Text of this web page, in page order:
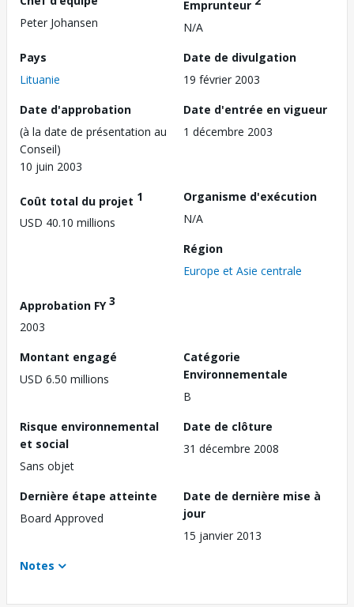
Peter Johansen
Emprunteur
N/A
Pays
Lituanie
Date de divulgation
19 février 2003
Date d'approbation
(à la date de présentation au
Conseil)
10 juin 2003
Date d'entrée en vigueur
1 décembre 2003
Coût total du projet 1
USD 40.10 millions
Organisme d'exécution
N/A
Région
Europe et Asie centrale
Approbation FY3
2003
Montant engagé
USD 6.50 millions
Catégorie
Environnementale
B
Risque environnemental
et social
Sans objet
Date de clôture
31 décembre 2008
Dernière étape atteinte
Board Approved
Date de dernière mise à
jour
15 janvier 2013
Notes